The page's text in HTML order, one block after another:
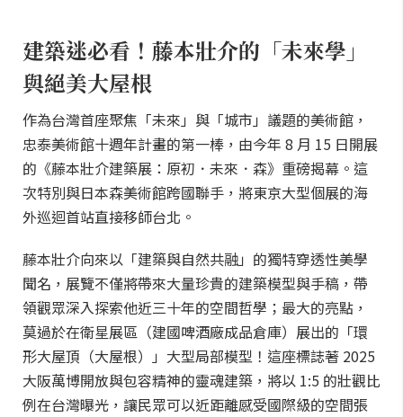
建築迷必看！藤本壯介的「未來學」
與絕美大屋根
作為台灣首座聚焦「未來」與「城市」議題的美術館，
忠泰美術館十週年計畫的第一棒，由今年 8 月 15 日開展
的《藤本壯介建築展：原初．未來．森》重磅揭幕。這
次特別與日本森美術館跨國聯手，將東京大型個展的海
外巡迴首站直接移師台北。
藤本壯介向來以「建築與自然共融」的獨特穿透性美學
聞名，展覽不僅將帶來大量珍貴的建築模型與手稿，帶
領觀眾深入探索他近三十年的空間哲學；最大的亮點，
莫過於在衛星展區（建國啤酒廠成品倉庫）展出的「環
形大屋頂（大屋根）」大型局部模型！這座標誌著 2025
大阪萬博開放與包容精神的靈魂建築，將以 1:5 的壯觀比
例在台灣曝光，讓民眾可以近距離感受國際級的空間張